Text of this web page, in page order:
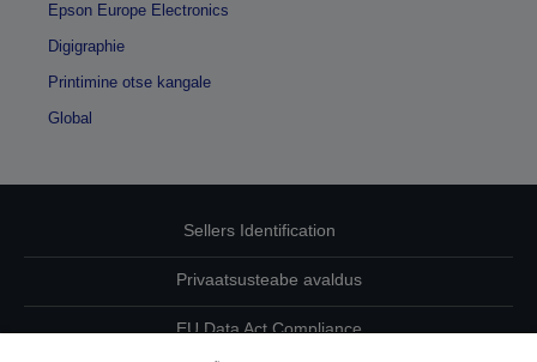
Epson Europe Electronics
Digigraphie
Printimine otse kangale
Global
Sellers Identification
Privaatsusteabe avaldus
EU Data Act Compliance